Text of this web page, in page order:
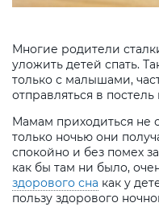
Многие родители
уложить детей спать.
только с малышами,
отправляться в
Мамам приходиться не
только ночью они
спокойно и без помех
как бы там ни было,
здорового сна как у
пользу здорового